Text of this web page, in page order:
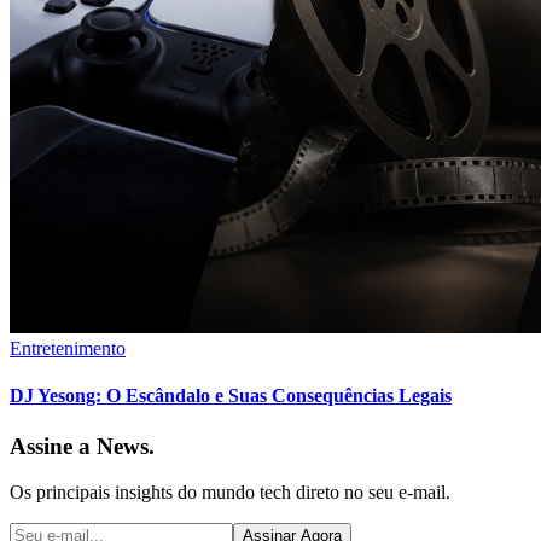
Entretenimento
DJ Yesong: O Escândalo e Suas Consequências Legais
Assine a News.
Os principais insights do mundo tech direto no seu e-mail.
Assinar Agora